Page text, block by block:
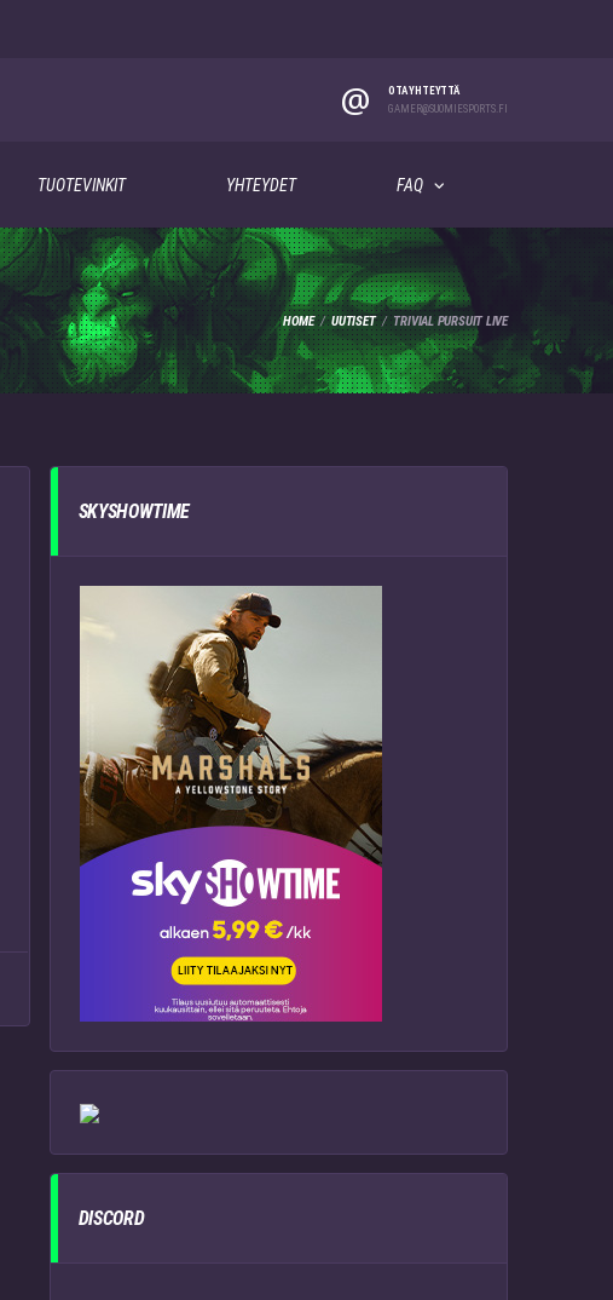
@
OTA YHTEYTTÄ
GAMER@SUOMIESPORTS.FI
TUOTEVINKIT YHTEYDET FAQ
HOME UUTISET TRIVIAL PURSUIT LIVE
SKYSHOWTIME
DISCORD